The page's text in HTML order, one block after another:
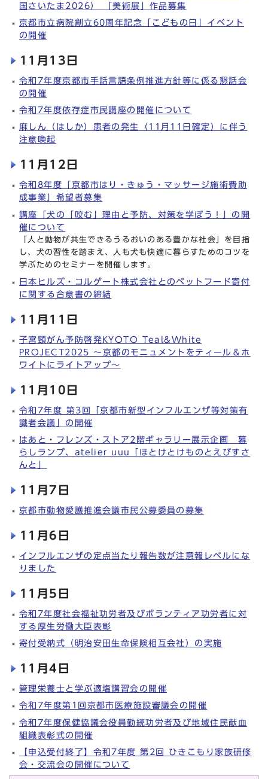
国さいたま2026） 「美術展」作品募集
京都市立病院創立60周年記念「こどもの日」イベント
の開催
11月13日
令和7年度京都市手話言語条例推進方針等に係る懇話会
の開催
令和7年度依存症市民講座の開催について
麻しん（はしか）患者の発生（11月11日確定）に伴う
注意喚起
11月12日
令和8年度「京都市はり・きゅう・マッサージ施術費助
成事業」希望者募集
講座「犬の「咬む」理由と予防、対策を学ぼう！」の開
催について
「人と動物が共生できるうるおいのある豊かな社会」を目指
し、犬の習性を踏まえ、人も犬も快適に暮らすためのコツを
学ぶためのセミナーを開催します。
日本ヒルズ・コルゲート株式会社とのペットフード寄付
に関する合意書の締結
11月11日
子宮頸がん予防啓発KYOTO Teal&White
PROJECT2025 ～京都のモニュメントをティール＆ホ
ワイトにライトアップ～
11月10日
令和7年度 第3回「京都市新型インフルエンザ等対策有
識者会議」の開催
はあと・フレンズ・ストア2階ギャラリー展示企画 暮
らしランプ、atelier uuu「ほとけとけものとえびすさ
んと」
11月7日
京都市動物愛護推進会議市民公募委員の募集
11月6日
インフルエンザの定点当たり報告数が注意報レベルにな
りました
11月5日
令和7年度社会福祉功労者及びボランティア功労者に対
する厚生労働大臣表彰
寄付受納式（明治安田生命保険相互会社）の実施
11月4日
管理栄養士と学ぶ適塩講習会の開催
令和7年度第1回京都市医療施設審議会の開催
令和7年度保健協議会役員勤続功労者及び地域住民献血
組織表彰式の開催
【申込受付終了】令和7年度 第2回 ひきこもり家族研修
会・交流会の開催について